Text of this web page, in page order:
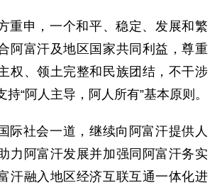
重申，一个和平、稳定、发展和繁
阿富汗及地区国家共同利益，尊重
权、领土完整和民族团结，不干涉
持“阿人主导，阿人所有”基本原则。
际社会一道，继续向阿富汗提供人
力阿富汗发展并加强同阿富汗务实
汗融入地区经济互联互通一体化进